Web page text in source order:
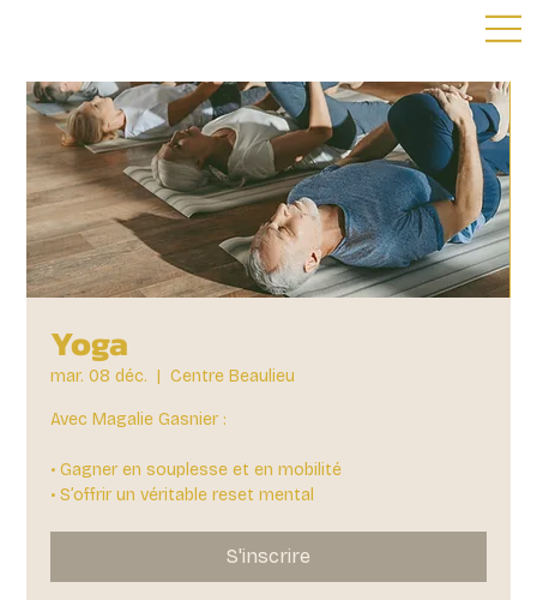
Yoga
mar. 08 déc.
  |
Centre Beaulieu
Avec Magalie Gasnier :
• Gagner en souplesse et en mobilité
• S’offrir un véritable reset mental
S'inscrire